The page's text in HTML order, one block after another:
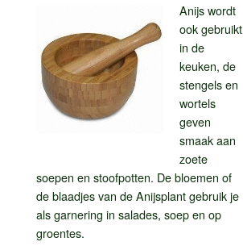
Anijs wordt
ook gebruikt
in de
keuken, de
stengels en
wortels
geven
smaak aan
zoete
soepen en stoofpotten. De bloemen of
de blaadjes van de Anijsplant gebruik je
als garnering in salades, soep en op
groentes.